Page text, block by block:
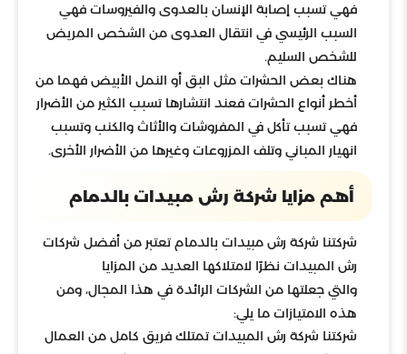
فهي تسبب إصابة الإنسان بالعدوى والفيروسات فهي
السبب الرئيسي في انتقال العدوى من الشخص المريض
للشخص السليم.
هناك بعض الحشرات مثل البق أو النمل الأبيض فهما من
أخطر أنواع الحشرات فعند انتشارها تسبب الكثير من الأضرار
فهي تسبب تأكل في المفروشات والأثاث والكنب وتسبب
انهيار المباني وتلف المزروعات وغيرها من الأضرار الأخرى.
أهم مزايا شركة رش مبيدات بالدمام
شركتنا شركة رش مبيدات بالدمام تعتبر من أفضل شركات
رش المبيدات نظرًا لامتلاكها العديد من المزايا
والتي جعلتها من الشركات الرائدة في هذا المجال، ومن
هذه الامتيازات ما يلي:
شركتنا شركة رش المبيدات تمتلك فريق كامل من العمال